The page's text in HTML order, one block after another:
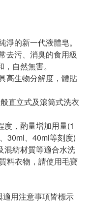
淨的新一代液體皂。
去污、消臭的食用級
自然無害。
高生物分解度，體貼
直立式及滾筒式洗衣
，酌量增加用量(1
30ml、40ml等刻度)
混紡材質等適合水洗
料衣物，請使用毛寶
用注意事項皆標示